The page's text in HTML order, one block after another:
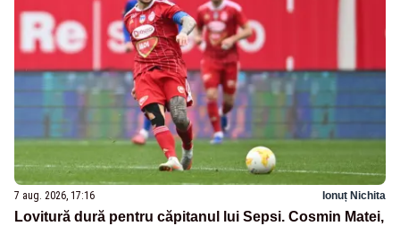
7 aug. 2026, 17:16 Ionuț Nichita
Lovitură dură pentru căpitanul lui Sepsi. Cosmin Matei,